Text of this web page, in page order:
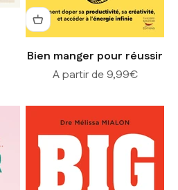
Bien manger pour réussir
Prix de vente
A partir de 9,99€